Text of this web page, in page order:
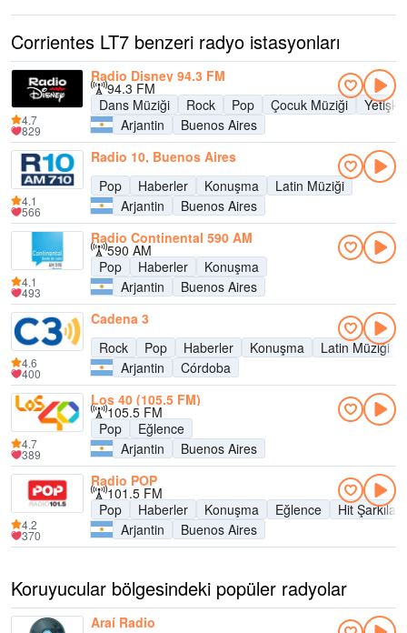
Corrientes LT7 benzeri radyo istasyonları
Radio Disney 94.3 FM
94.3 FM
Dans Müziği
Rock Pop Çocuk Müziği
Arjantin
Buenos Aires
4.7
829
Radio 10, Buenos Aires
Pop
Haberler Konuşma
Latin Müziği
Arjantin
Buenos Aires
4.1
566
Radio Continental 590 AM
590 AM
Pop
Haberler
Konuşma
Arjantin
Buenos Aires
4.1
493
Cadena 3
Rock
Pop Haberler Konuşma Latin Müziği
Arjantin
Córdoba
4.6
400
Los 40 (105.5 FM)
105.5 FM
Pop
Eğlence
Arjantin
Buenos Aires
4.7
389
Radio POP
101.5 FM
Pop
Haberler Konuşma Eğlence
Hit Şarkılar
Arjantin
Buenos Aires
4.2
370
Koruyucular bölgesindeki popüler radyolar
Araí Radio